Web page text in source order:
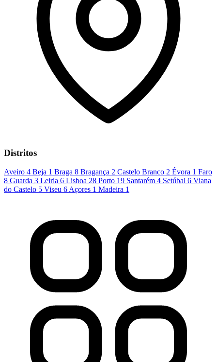
Distritos
Aveiro 4 Beja 1 Braga 8 Bragança 2 Castelo Branco 2 Évora 1 Faro
8 Guarda 3 Leiria 6 Lisboa 28 Porto 19 Santarém 4 Setúbal 6 Viana
do Castelo 5 Viseu 6 Açores 1 Madeira 1